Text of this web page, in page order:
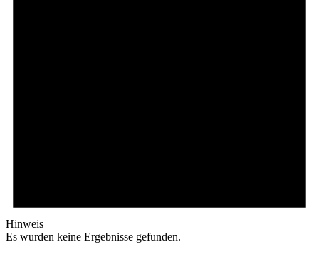
Hinweis
Es wurden keine Ergebnisse gefunden.